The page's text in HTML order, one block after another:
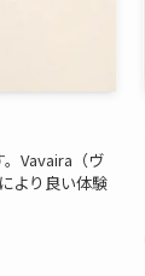
Vavaira（ヴ
より良い体験